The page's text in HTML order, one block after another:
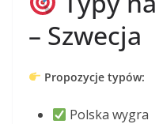
– Szwecja
Propozycje typów:
Polska wygra